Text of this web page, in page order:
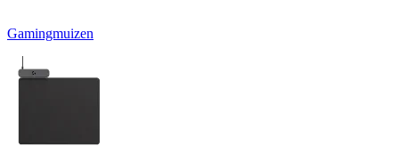
Gamingmuizen